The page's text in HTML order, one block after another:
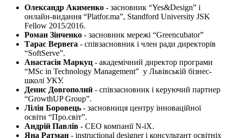
Олександр Акименко - засновник “Yes&Design” і
онлайн-видання “Platfor.ma”, Standford University JSK
Fellow 2015/2016.
Роман Зінченко - засновник мережі “Greencubator”
Тарас Вервега - співзасновник і член ради директорів
“SoftServe”.
Анастасія Маркуц - академічний директор програми
“MSc in Technology Management” у Львівській бізнес-
школі УКУ.
Денис Довгополий - співзасновник і керуючий партнер
“GrowthUP Group”.
Лілія Боровець - засновниця центру інноваційної
освіти “Про.світ”.
Андрій Павлів - CEO компанії N-iX.
Яна Ратман - instructional designer і консультант освітніх